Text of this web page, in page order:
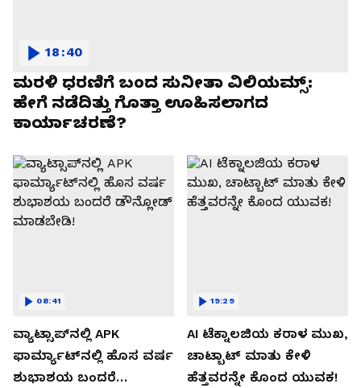
ಮರಳಿ ಧರಣಿಗೆ ಬಂದ ಸುನೀತಾ ವಿಲಿಯಮ್ಸ್:
ಹೇಗೆ ನಡೆದಿತ್ತು ಗೊತ್ತಾ ಊಹಿಸಲಾಗದ
ಕಾರ್ಯಾಚರಣೆ?
18:40
ವ್ಯಾಟ್ಸಾಪ್‌ನಲ್ಲಿ APK
ಫಾರ್ಮ್ಯಾಟ್‌ನಲ್ಲಿ ಹೊಸ ವರ್ಷ
ಶುಭಾಶಯ ಬಂದರೆ
08:41
AI ಟೆಕ್ನಾಲಜಿಯ ಕರಾಳ ಮುಖ,
ಚಾಟ್ಬಾಟ್ ಮಾತು ಕೇಳಿ
ಹೆತ್ತವರನ್ನೇ ಕೊಂದ ಯುವಕ!
19:29